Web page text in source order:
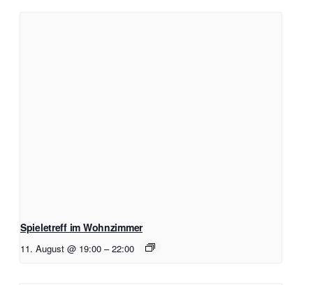
Spieletreff im Wohnzimmer
11. August @ 19:00 – 22:00